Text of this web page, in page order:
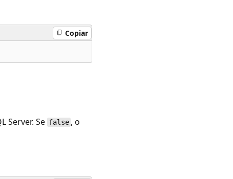
Copiar
Server. Se false, o